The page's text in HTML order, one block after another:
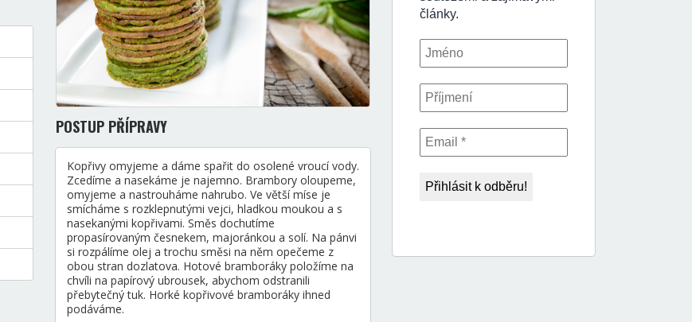
POSTUP PŘÍPRAVY
Kopřivy omyjeme a dáme spařit do osolené vroucí vody.
Zcedíme a nasekáme je najemno. Brambory oloupeme,
omyjeme a nastrouháme nahrubo. Ve větší míse je
smícháme s rozklepnutými vejci, hladkou moukou a s
nasekanými kopřivami. Směs dochutíme
propasírovaným česnekem, majoránkou a solí. Na pánvi
si rozpálíme olej a trochu směsi na něm opečeme z
obou stran dozlatova. Hotové bramboráky položíme na
chvíli na papírový ubrousek, abychom odstranili
přebytečný tuk. Horké kopřivové bramboráky ihned
podáváme.